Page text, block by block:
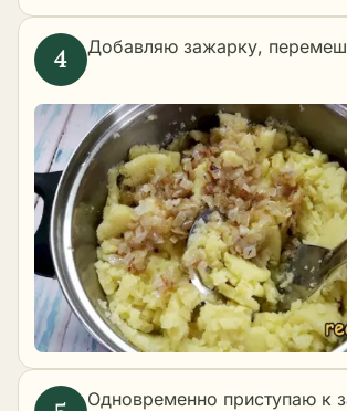
Добавляю зажарку,
Одновременно приступаю к